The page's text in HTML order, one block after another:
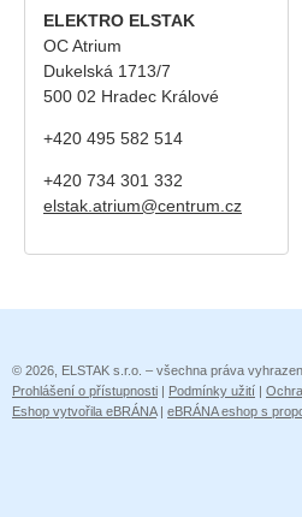
ELEKTRO ELSTAK
OC Atrium
Dukelská 1713/7
500 02 Hradec Králové
+420 495 582 514
+420 734 301 332
elstak.atrium@centrum.cz
© 2026, ELSTAK s.r.o. – všechna práva
Prohlášení o přístupnosti | Podmínky užití |
Eshop vytvořila eBRÁNA| eBRÁNA eshop s